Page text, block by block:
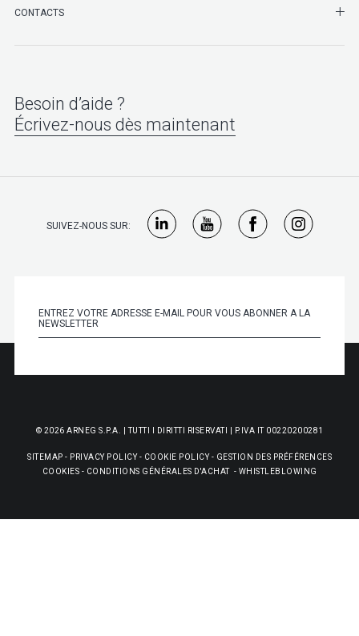
CONTACTS
Besoin d’aide ?
Écrivez-nous dès maintenant
SUIVEZ-NOUS SUR:
© 2026 ARNEG S.P.A. | TUTTI I DIRITTI RISERVATI | P.IVA IT 00220200281
SITEMAP - PRIVACY POLICY - COOKIE POLICY - GESTION DES PRÉFÉRENCES
COOKIES - CONDITIONS GÉNÉRALES D'ACHAT - WHISTLEBLOWING